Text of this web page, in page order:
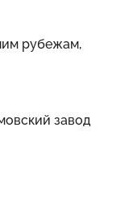
рубежам,
завод